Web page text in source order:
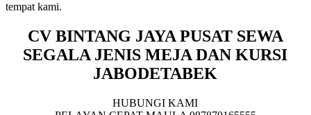
tempat kami.
CV BINTANG JAYA PUSAT SEWA
SEGALA JENIS MEJA DAN KURSI
JABODETABEK
HUBUNGI KAMI